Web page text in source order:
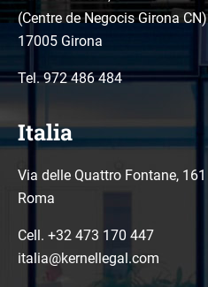
(Centre de Negocis Girona CN)
17005 Girona
Tel.972 486 484
Italia
Via delle Quattro Fontane, 161
Roma
Cell. +32 473 170 447
italia@kernellegal.com